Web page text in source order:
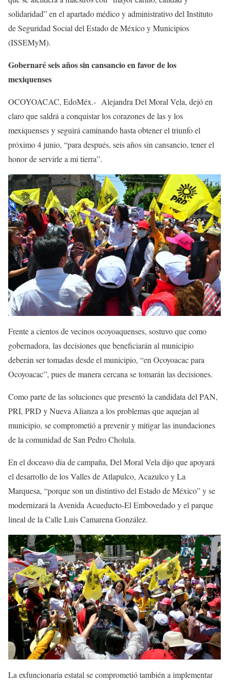
solidaridad” en el apartado médico y administrativo del Instituto
de Seguridad Social del Estado de México y Municipios
(ISSEMyM).
Gobernaré seis años sin cansancio en favor de los
mexiquenses
OCOYOACAC, EdoMéx.- Alejandra Del Moral Vela, dejó en
claro que saldrá a conquistar los corazones de las y los
mexiquenses y seguirá caminando hasta obtener el triunfo el
próximo 4 junio, “para después, seis años sin cansancio, tener el
honor de servirle a mi tierra”.
Frente a cientos de vecinos ocoyoaquenses, sostuvo que como
gobernadora, las decisiones que beneficiarán al municipio
deberán ser tomadas desde el municipio, “en Ocoyoacac para
Ocoyoacac”, pues de manera cercana se tomarán las decisiones.
Como parte de las soluciones que presentó la candidata del PAN,
PRI, PRD y Nueva Alianza a los problemas que aquejan al
municipio, se comprometió a prevenir y mitigar las inundaciones
de la comunidad de San Pedro Cholula.
En el doceavo día de campaña, Del Moral Vela dijo que apoyará
el desarrollo de los Valles de Atlapulco, Acazulco y La
Marquesa, “porque son un distintivo del Estado de México” y se
modernizará la Avenida Acueducto-El Embovedado y el parque
lineal de la Calle Luis Camarena González.
La exfuncionaria estatal se comprometió también a implementar